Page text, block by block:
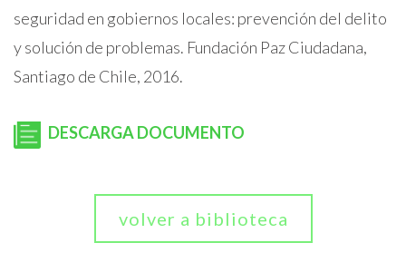
seguridad en gobiernos locales: prevención del delito
y solución de problemas. Fundación Paz Ciudadana,
Santiago de Chile, 2016.
DESCARGA DOCUMENTO
volver a biblioteca